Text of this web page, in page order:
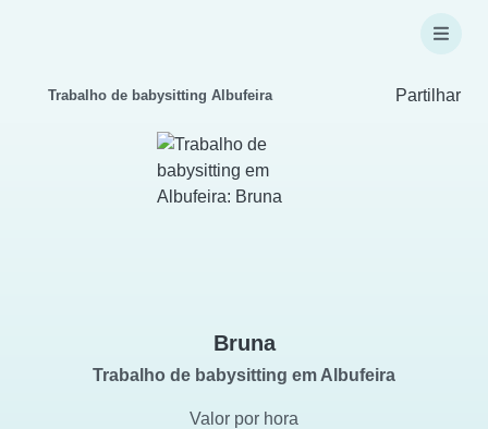
Trabalho de babysitting Albufeira Partilhar
Bruna
Trabalho de babysitting em Albufeira
Valor por hora